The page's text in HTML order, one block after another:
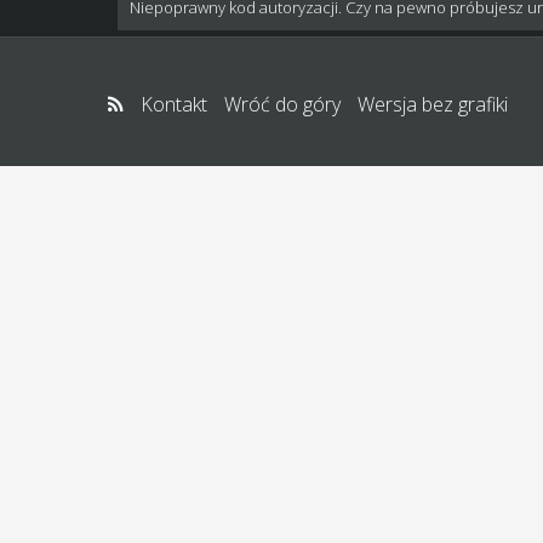
Niepoprawny kod autoryzacji. Czy na pewno próbujesz
Kontakt Wróć do góry Wersja bez grafiki